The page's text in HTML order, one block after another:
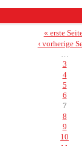
« erste
‹ vorherige
3
4
5
6
7
8
9
10